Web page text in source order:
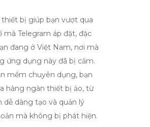
thiết bị giúp bạn vượt qua
mà Telegram áp đặt, đặc
đang ở Việt Nam, nơi mà
ứng dụng này đã bị cấm.
mềm chuyên dụng, bạn
hàng ngàn thiết bị ảo, từ
dễ dàng tạo và quản lý
mà không bị phát hiện.